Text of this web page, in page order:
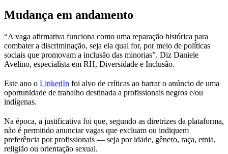
Mudança em andamento
“A vaga afirmativa funciona como uma reparação histórica para
combater a discriminação, seja ela qual for, por meio de políticas
sociais que promovam a inclusão das minorias”. Diz Daniele
Avelino, especialista em RH, Diversidade e Inclusão.
Este ano o LinkedIn foi alvo de críticas ao barrar o anúncio de uma
oportunidade de trabalho destinada a profissionais negros e/ou
indígenas.
Na época, a justificativa foi que, segundo as diretrizes da plataforma,
não é permitido anunciar vagas que excluam ou indiquem
preferência por profissionais — seja por idade, gênero, raça, etnia,
religião ou orientação sexual.